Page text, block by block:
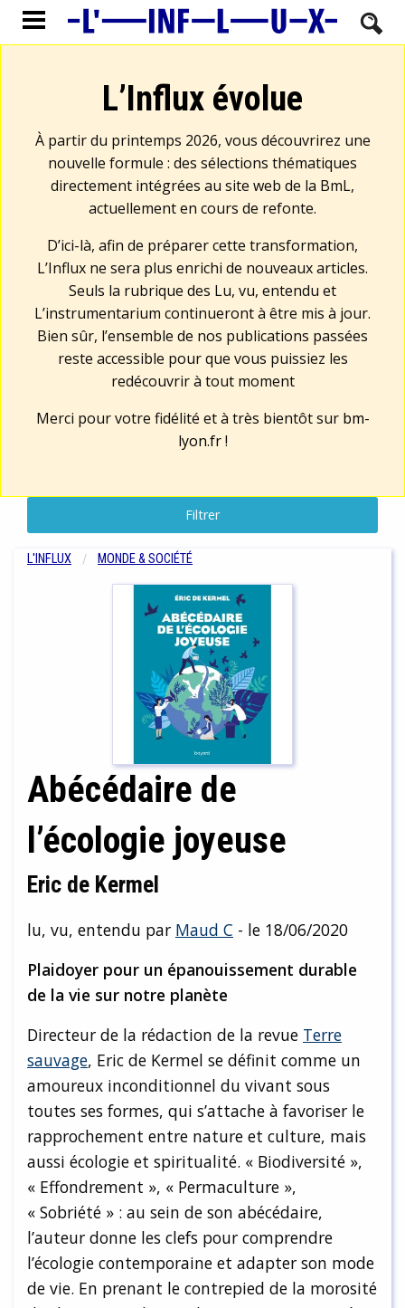
L’Influx évolue
À partir du printemps 2026, vous découvrirez une
nouvelle formule : des sélections thématiques
directement intégrées au site web de la BmL,
actuellement en cours de refonte.
D’ici-là, afin de préparer cette transformation,
L’Influx ne sera plus enrichi de nouveaux articles.
Seuls la rubrique des Lu, vu, entendu et
L’instrumentarium continueront à être mis à jour.
Bien sûr, l’ensemble de nos publications passées
reste accessible pour que vous puissiez les
redécouvrir à tout moment
Merci pour votre fidélité et à très bientôt sur bm-
lyon.fr!
Filtrer
L'INFLUX MONDE & SOCIÉTÉ
Abécédaire de
l’écologie joyeuse
Eric de Kermel
lu, vu, entendu par Maud C - le 18/06/2020
Plaidoyer pour un épanouissement durable
de la vie sur notre planète
Directeur de la rédaction de la revue Terre
sauvage, Eric de Kermel se définit comme un
amoureux inconditionnel du vivant sous
toutes ses formes, qui s’attache à favoriser le
rapprochement entre nature et culture, mais
aussi écologie et spiritualité. « Biodiversité »,
« Effondrement », « Permaculture »,
« Sobriété » : au sein de son abécédaire,
l’auteur donne les clefs pour comprendre
l’écologie contemporaine et adapter son mode
de vie. En prenant le contrepied de la morosité